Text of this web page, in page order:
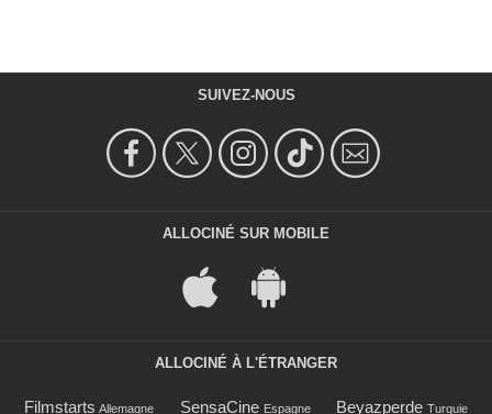
SUIVEZ-NOUS
ALLOCINÉ SUR MOBILE
ALLOCINÉ À L'ÉTRANGER
Filmstarts Allemagne SensaCine Espagne Beyazperde Turquie